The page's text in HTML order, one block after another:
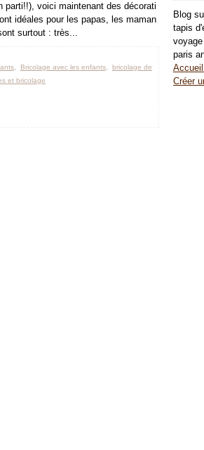
parti!!), voici maintenant des décorati
idéales pour les papas, les maman
surtout : très...
Bricolage avec les enfants
bricolage de
et bricolage
Blog
tapis
paris
Créer